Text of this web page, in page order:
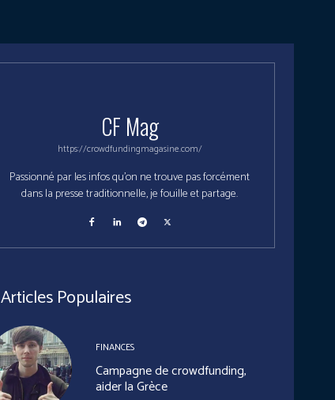
CF Mag
https://crowdfundingmagasine.com/
Passionné par les infos qu'on ne trouve pas forcément
dans la presse traditionnelle, je fouille et partage.
Articles Populaires
FINANCES
Campagne de crowdfunding,
aider la Grèce